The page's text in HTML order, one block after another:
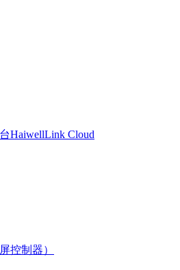
HaiwellLink Cloud
控制器）